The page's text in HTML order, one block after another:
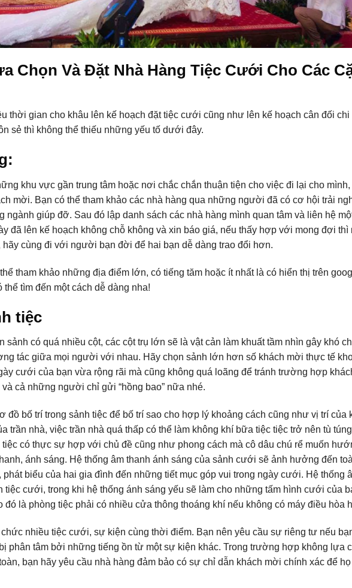
Chọn Và Đặt Nhà Hàng Tiệc Cưới Cho Các
thời gian cho khâu lên kế hoạch đặt tiệc cưới cũng như lên kế hoạch cân đối chi
sẻ thì không thể thiếu những yếu tố dưới đây.
khu vực gần trung tâm hoặc nơi chắc chắn thuận tiện cho việc đi lại cho mình,
mời. Bạn có thể tham khảo các nhà hàng qua những người đã có cơ hội trải
ngành giúp đỡ. Sau đó lập danh sách các nhà hàng mình quan tâm và liên hệ
đã lên kế hoạch không chỗ không và xin báo giá, nếu thấy hợp với mong đợi thì
hãy cùng đi với người bạn đời để hai bạn dễ dàng trao đổi hơn.
tham khảo những địa điểm lớn, có tiếng tăm hoặc ít nhất là có hiển thị trên
tìm đến một cách dễ dàng nha!
tiệc
sảnh có quá nhiều cột, các cột trụ lớn sẽ là vật cản làm khuất tầm nhìn gây khó
tác giữa mọi người với nhau. Hãy chọn sảnh lớn hơn số khách mời thực tế
cưới của bạn vừa rộng rãi mà cũng không quá loãng để tránh trường hợp
cả những người chỉ gửi “hồng bao” nữa nhé.
đồ bố trí trong sảnh tiệc để bố trí sao cho hợp lý khoảng cách cũng như vị trí của
trần nhà, việc trần nhà quá thấp có thể làm không khí bữa tiệc tiệc trở nên tù
có thực sự hợp với chủ đề cũng như phong cách mà cô dâu chú rể muốn
ánh sáng. Hệ thống âm thanh ánh sáng của sảnh cưới sẽ ảnh hưởng đến
biểu của hai gia đình đến những tiết mục góp vui trong ngày cưới. Hệ thống
tiệc cưới, trong khi hệ thống ánh sáng yếu sẽ làm cho những tấm hình cưới của
đó là phòng tiệc phải có nhiều cửa thông thoáng khí nếu không có máy điều hòa
nhiều tiệc cưới, sự kiện cùng thời điểm. Bạn nên yêu cầu sự riêng tư nếu
phân tâm bởi những tiếng ồn từ một sự kiện khác. Trong trường hợp không lựa
bạn hãy yêu cầu nhà hàng đảm bảo có sự chỉ dẫn khách mời chính xác để